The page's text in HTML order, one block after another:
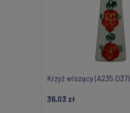
Krzyż wiszący (A235 D37)
36,03 zł